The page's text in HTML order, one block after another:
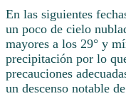
En las siguientes
un poco de cielo
mayores a los 29° y
precipitación por lo
precauciones
un descenso notable